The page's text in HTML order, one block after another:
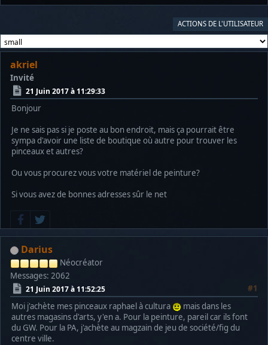
ACTIONS DE L'UTILISATEUR
akriel
Invité
21 Juin 2017 à 11:29:33
Bonjour
Je ne sais pas si je poste au bon endroit, mais ça pourrait être
sympa d'avoir une liste de boutique où autre pour trouver les
pinceaux et autres?
Ou vous procurez vous votre matériel de peinture?
Si vous avez de bonnes adresses sûr le net
Darius
Néocréator
Messages: 2062
21 Juin 2017 à 11:52:25
#1
Moi j'achète mes pinceaux raphael à cultura
mais dans les
autres magasins d'arts, y'en a. Pour la peinture, pareil car ils font
du GW. Pour la PA, j'achète au magzain de jeu de société/fig du
centre ville.